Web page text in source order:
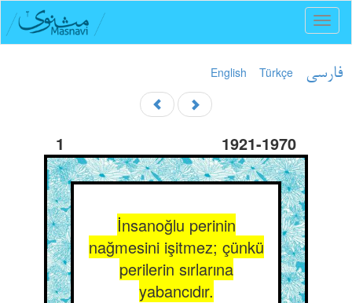
English Türkçe فارسی
1 1921-1970
İnsanoğlu perinin
nağmesini işitmez; çünkü
perilerin sırlarına
yabancıdır.